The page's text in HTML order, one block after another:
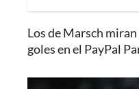
Los de Marsch
goles en el PayPal